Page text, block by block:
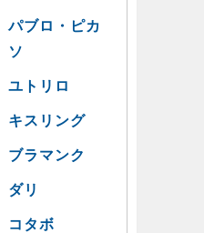
パブロ・ピカ
ソ
ユトリロ
キスリング
ブラマンク
ダリ
コタボ